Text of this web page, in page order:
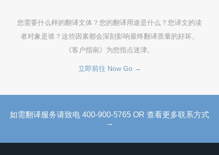
您需要什么样的翻译文体？您的翻译用途是什么？您译文的读
者对象是谁？这些因素都会深刻影响最终翻译质量的好坏。
《客户指南》为您指点迷津。
立即前往 Now Go →
如需翻译服务请致电 400-900-5765 OR 查看更多联系方式
→